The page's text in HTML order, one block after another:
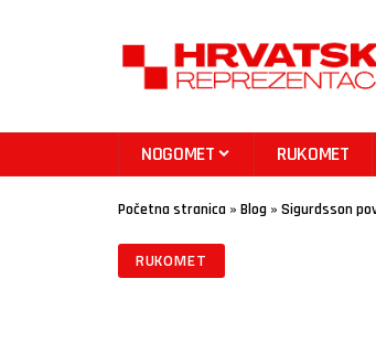
NOGOMET RUKOMET
Početna stranica » Blog » Sigurdsson
RUKOMET